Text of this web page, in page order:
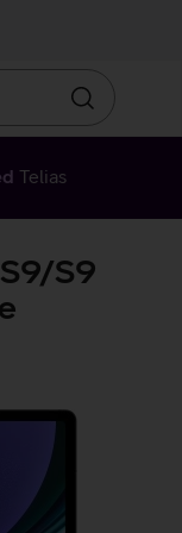
Otsin
Telias
S9